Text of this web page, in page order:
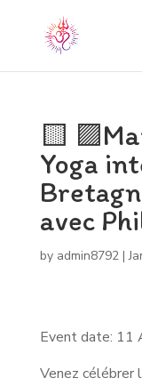
🟨
Yoga
avec
by admin8792|
Event date: 11
Venez célébrer